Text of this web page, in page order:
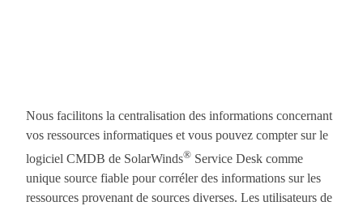
Nous facilitons la centralisation des informations concernant
vos ressources informatiques et vous pouvez compter sur le
logiciel CMDB de SolarWinds® Service Desk comme
unique source fiable pour corréler des informations sur les
ressources provenant de sources diverses. Les utilisateurs de